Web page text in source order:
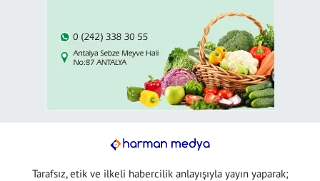
Tarafsız, etik ve ilkeli habercilik anlayışıyla yayın yaparak;